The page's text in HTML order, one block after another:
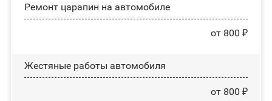
Ремонт царапин на автомобиле
от 800 ₽
Жестяные работы автомобиля
от 800 ₽